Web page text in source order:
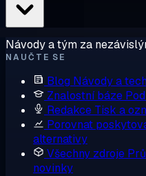
Návody a tým za
NAUČTE SE
Blog Návody a
Znalostní báze
Redakce Tisk a
Porovnat
alternativy
Všechny zdroje
novinky